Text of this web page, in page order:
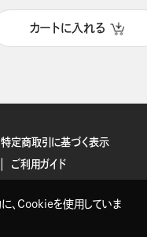
カートに入れる
特定商取引に基づく表示
ご利用ガイド
、Cookieを使用していま